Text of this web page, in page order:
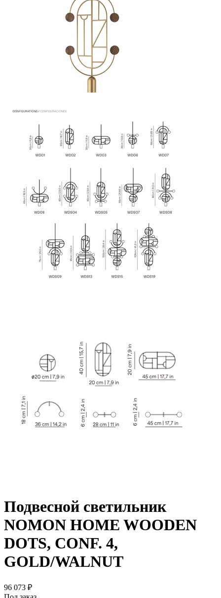
Подвесной светильник
NOMON HOME WOODEN
DOTS, CONF. 4,
GOLD/WALNUT
96 073 ₽